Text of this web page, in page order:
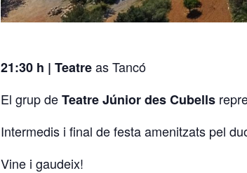
21:30 h | Teatreas Tancó
El grup deTeatre Júnior des Cubells
Intermedis i final de festa amenitzats pel
Vine i gaudeix!